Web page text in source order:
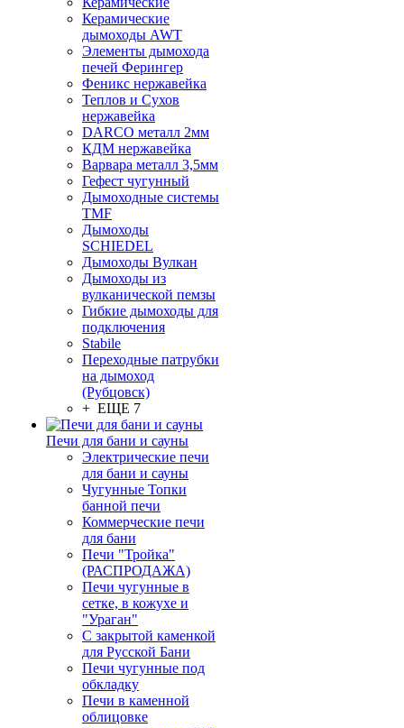
Керамические
дымоходы AWT
Элементы дымохода
печей Ферингер
Феникс нержавейка
Теплов и Сухов
нержавейка
DARCO металл 2мм
КДМ нержавейка
Варвара металл 3,5мм
Гефест чугунный
Дымоходные системы
TMF
Дымоходы
SCHIEDEL
Дымоходы Вулкан
Дымоходы из
вулканической пемзы
Гибкие дымоходы для
подключения
Stabile
Переходные патрубки
на дымоход
(Рубцовск)
+ ЕЩЕ 7
Печи для бани и сауны
Электрические печи
для бани и сауны
Чугунные Топки
банной печи
Коммерческие печи
для бани
Печи "Тройка"
(РАСПРОДАЖА)
Печи чугунные в
сетке, в кожухе и
"Ураган"
С закрытой каменкой
для Русской Бани
Печи чугунные под
обкладку
Печи в каменной
облицовке